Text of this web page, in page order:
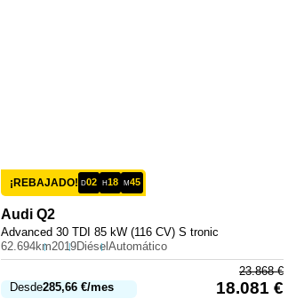
¡REBAJADO! D02 H18 M45
Audi Q2
Advanced 30 TDI 85 kW (116 CV) S tronic
62.694km2019Diésel Automático
Desde285,66 €/mes
23.868€
18.081 €